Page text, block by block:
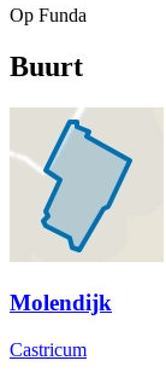
Op Funda
Buurt
Molendijk
Castricum